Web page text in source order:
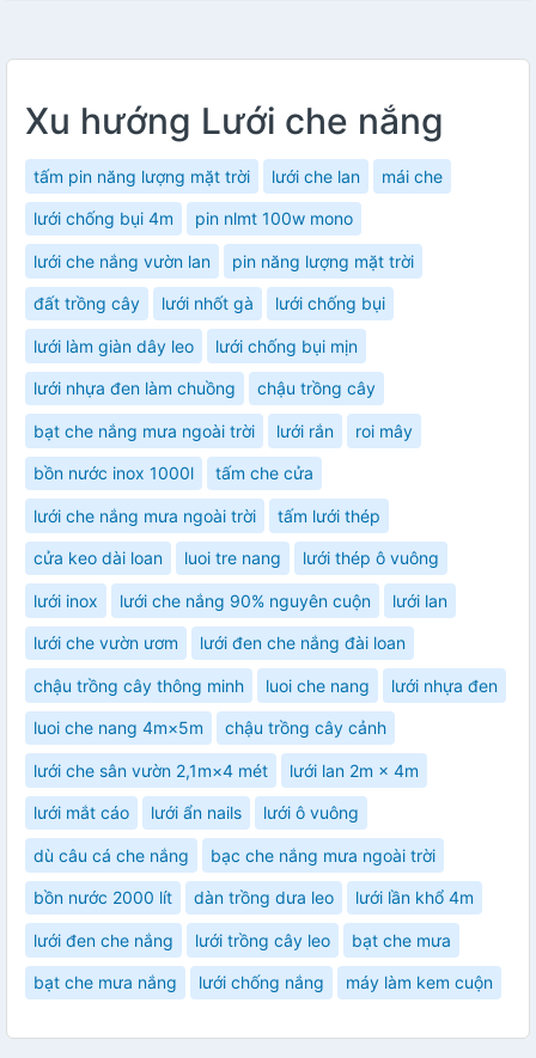
Xu hướng Lưới che nắng
tấm pin năng lượng mặt trời lưới che lan mái che
lưới chống bụi 4m pin nlmt 100w mono
lưới che nắng vườn lan pin năng lượng mặt trời
đất trồng cây lưới nhốt gà lưới chống bụi
lưới làm giàn dây leo lưới chống bụi mịn
lưới nhựa đen làm chuồng chậu trồng cây
bạt che nắng mưa ngoài trời lưới rắn roi mây
bồn nước inox 1000l tấm che cửa
lưới che nắng mưa ngoài trời tấm lưới thép
cửa keo dài loan luoi tre nang lưới thép ô vuông
lưới inox lưới che nắng 90% nguyên cuộn lưới lan
lưới che vườn ươm lưới đen che nắng đài loan
chậu trồng cây thông minh luoi che nang lưới nhựa đen
luoi che nang 4m×5m chậu trồng cây cảnh
lưới che sân vườn 2,1m×4 mét lưới lan 2m × 4m
lưới mắt cáo lưới ẩn nails lưới ô vuông
dù câu cá che nắng bạc che nắng mưa ngoài trời
bồn nước 2000 lít dàn trồng dưa leo lưới lần khổ 4m
lưới đen che nắng lưới trồng cây leo bạt che mưa
bạt che mưa nắng lưới chống nắng máy làm kem cuộn